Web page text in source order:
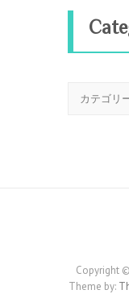
Copyright
Theme by: